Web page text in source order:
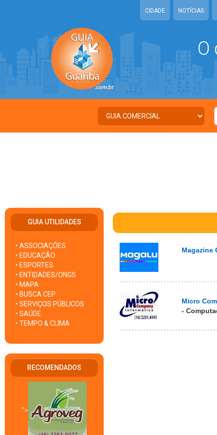
CIDADE NOTÍCIAS
O
GUIA UTILIDADES
• ASSOCIAÇÕES
• EDUCAÇÃO
• ESPORTES
• ENTIDADES/ONGS
• MAPA
• BUSCA CEP
• SERVIÇOS PÚBLICOS
• SAÚDE
• TEMPO & CLIMA
RECOMENDADOS
">
Magazine
Micro
-